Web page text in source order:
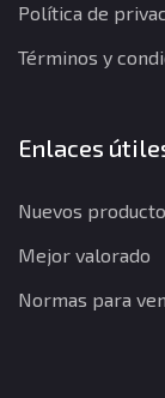
Política de
Términos y
Enlaces
Nuevos
Mejor valorado
Normas para